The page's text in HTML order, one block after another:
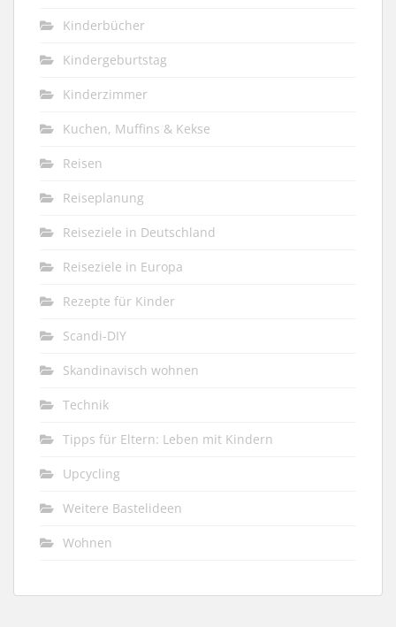
Kinderbücher
Kindergeburtstag
Kinderzimmer
Kuchen, Muffins & Kekse
Reisen
Reiseplanung
Reiseziele in Deutschland
Reiseziele in Europa
Rezepte für Kinder
Scandi-DIY
Skandinavisch wohnen
Technik
Tipps für Eltern: Leben mit Kindern
Upcycling
Weitere Bastelideen
Wohnen